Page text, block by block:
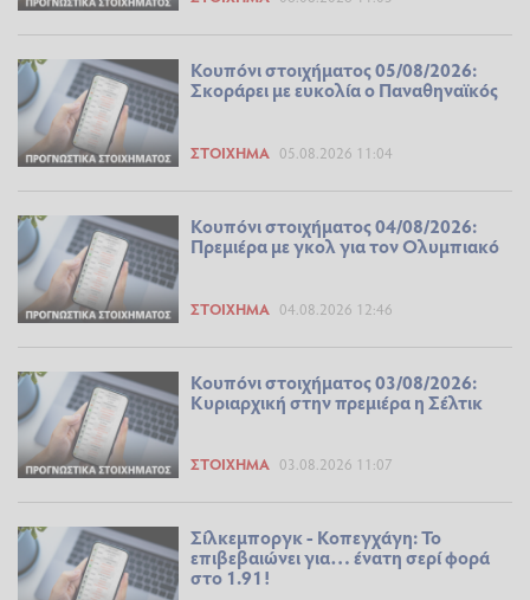
Κουπόνι στοιχήματος 05/08/2026:
Σκοράρει με ευκολία ο Παναθηναϊκός
ΣΤΟΊΧΗΜΑ 05.08.2026 11:04
Κουπόνι στοιχήματος 04/08/2026:
Πρεμιέρα με γκολ για τον Ολυμπιακό
ΣΤΟΊΧΗΜΑ 04.08.2026 12:46
Κουπόνι στοιχήματος 03/08/2026:
Κυριαρχική στην πρεμιέρα η Σέλτικ
ΣΤΟΊΧΗΜΑ 03.08.2026 11:07
Σίλκεμποργκ - Κοπεγχάγη: Το
επιβεβαιώνει για… ένατη σερί φορά
στο 1.91!